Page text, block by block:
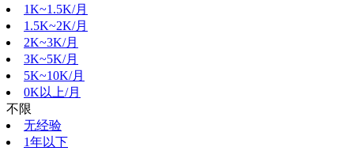
1K~1.5K/月
1.5K~2K/月
2K~3K/月
3K~5K/月
5K~10K/月
0K以上/月
不限
无经验
1年以下